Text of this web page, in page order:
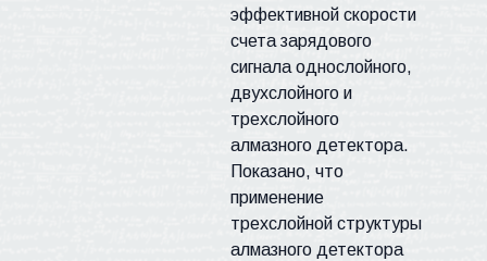
эффективной скорости
счета зарядового
сигнала однослойного,
двухслойного и
трехслойного
алмазного детектора.
Показано, что
применение
трехслойной структуры
алмазного детектора